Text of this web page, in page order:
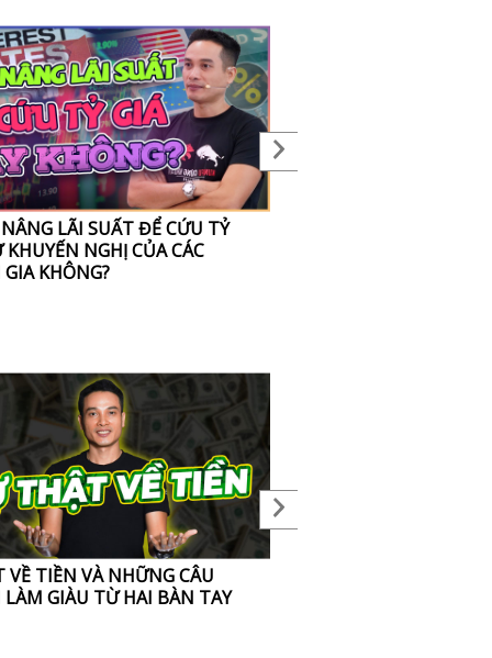
LÃI SUẤT ĐỂ CỨU TỶ
NGHỊ CỦA CÁC
KHÔNG?
VỀ TIỀN VÀ NHỮNG CÂU
LÀM GIÀU TỪ HAI BÀN TAY